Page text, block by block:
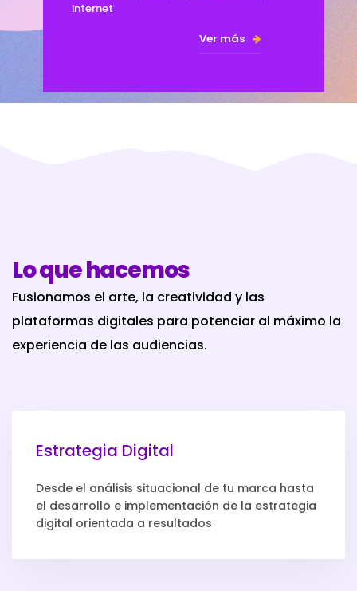
internet
Ver más
Lo que hacemos
Fusionamos el arte, la creatividad y las
plataformas digitales para potenciar al máximo la
experiencia de las audiencias.
Estrategia Digital
Desde el análisis situacional de tu marca hasta
el desarrollo e implementación de la estrategia
digital orientada a resultados